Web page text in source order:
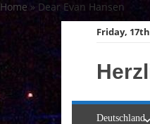
Skip
Home » Dear Evan Hansen
Friday,
Deutschland